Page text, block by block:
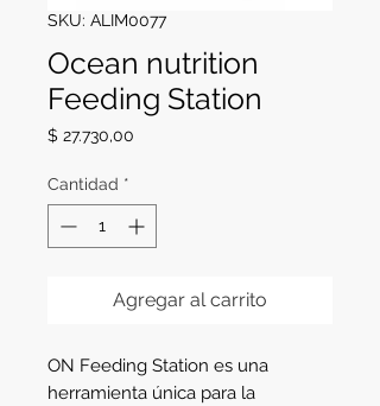
SKU: ALIM0077
Ocean nutrition
Feeding Station
$ 27.730,00
Cantidad *
Agregar al carrito
ON Feeding Station es una
herramienta única para la